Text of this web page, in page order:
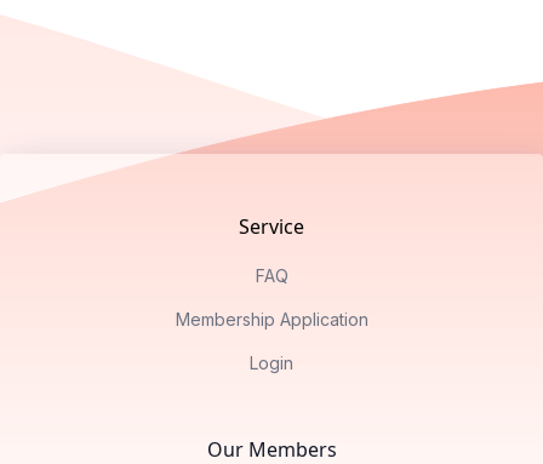
Service
FAQ
Membership Application
Login
Our Members